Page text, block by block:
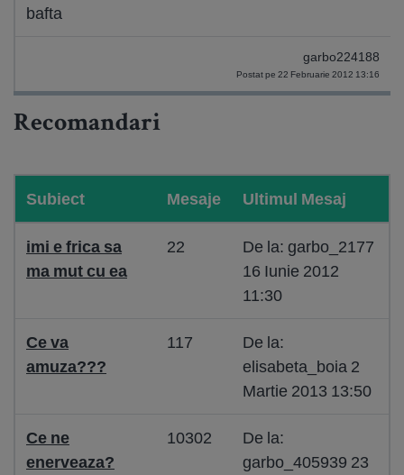
bafta
garbo224188
Postat pe 22 Februarie 2012 13:16
Recomandari
Subiect Mesaje Ultimul Mesaj
imi e frica sa
ma mut cu ea
22
De la: garbo_2177
16 Iunie 2012
11:30
Ce va
amuza???
117
De la:
elisabeta_boia 2
Martie 2013 13:50
Ce ne
enerveaza?
10302
De la:
garbo_405939 23